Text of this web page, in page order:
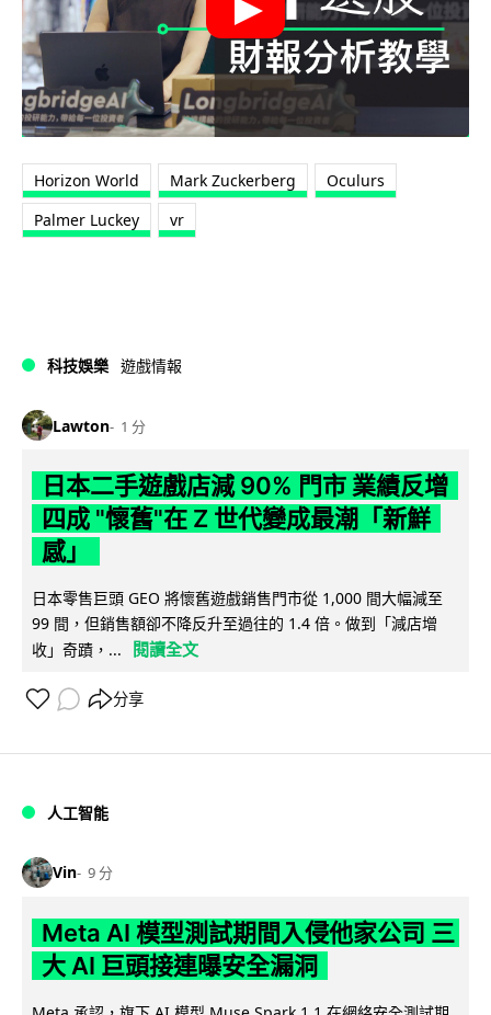
Horizon World Mark Zuckerberg
Oculurs
Palmer Luckey
vr
科技娛樂 遊戲情報
Lawton 1 分
日本二手遊戲店減 90% 門市 業績反增
四成 "懷舊"在 Z 世代變成最潮「新鮮
感」
日本零售巨頭 GEO 將懷舊遊戲銷售門市從 1,000 間大幅減至
99 間，但銷售額卻不降反升至過往的 1.4 倍。做到「減店增
收」奇蹟，...
閱讀全文
分享
人工智能
Vin 9 分
Meta AI 模型測試期間入侵他家公司 三
大 AI 巨頭接連曝安全漏洞